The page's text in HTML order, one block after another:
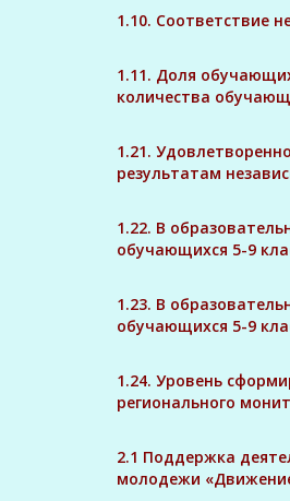
1.10. Соответствие
1.11. Доля
количества
1.21.
результатам
1.22. В
обучающихся 5-9
1.23. В
обучающихся 5-9
1.24. Уровень
регионального
2.1 Поддержка
молодежи